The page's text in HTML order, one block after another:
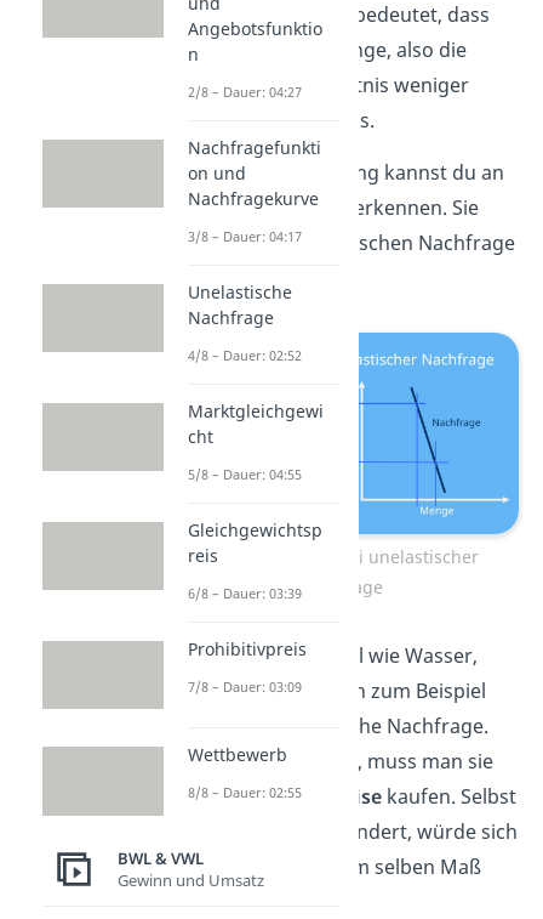
Preisverändert. Das bedeutet, dass
sich die gekaufte Menge, also die
Nachfrage, im Verhältnis weniger
verändert als der Preis.
Diesen Zusammenhang kannst du an
derNachfragekurve
erkennen. Sie
fällt bei einer unelastischen Nachfrage
deutlich steiler ab.
Nachfragekurve bei unelastischer
Nachfrage
Grundnahrungsmittel wie Wasser,
Mehl oder Reis, haben zum Beispiel
eine relativ unelastische Nachfrage.
Da siejeder benötigt , muss man sie
auchtrotz hoher Preise kaufen. Selbst
wenn sich der Preis ändert, würde sich
die Nachfrage nicht im selben Maß
Angebotsfunktio
n
2/8 – Dauer: 04:27
Nachfragefunkti
on und
Nachfragekurve
3/8 – Dauer: 04:17
Unelastische
Nachfrage
4/8 – Dauer: 02:52
Marktgleichgewi
cht
5/8 – Dauer: 04:55
Gleichgewichtsp
reis
6/8 – Dauer: 03:39
Prohibitivpreis
7/8 – Dauer: 03:09
Wettbewerb
8/8 – Dauer: 02:55
BWL & VWL
Gewinn und Umsatz